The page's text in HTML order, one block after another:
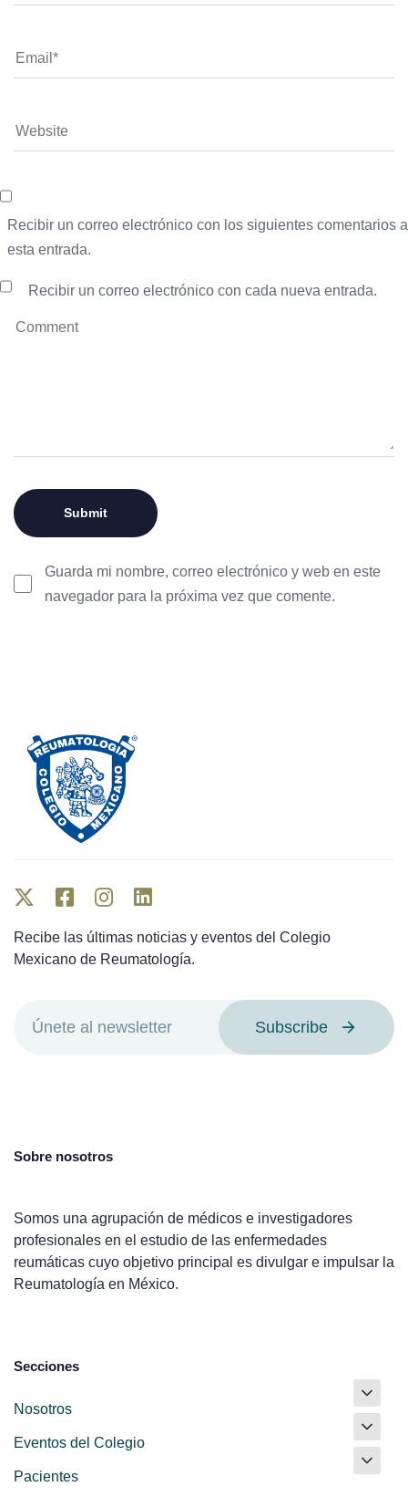
Guarda mi nombre, correo electrónico y web en este
navegador para la próxima vez que comente.
Recibir un correo electrónico con los siguientes comentarios a
esta entrada.
Recibir un correo electrónico con cada nueva entrada.
Recibe las últimas noticias y eventos del Colegio
Mexicano de Reumatología.
Subscribe
Sobre nosotros
Somos una agrupación de médicos e investigadores
profesionales en el estudio de las enfermedades
reumáticas cuyo objetivo principal es divulgar e impulsar la
Reumatología en México.
Secciones
Nosotros
Eventos del Colegio
Pacientes